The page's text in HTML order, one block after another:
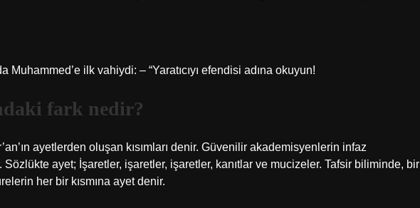
Muhammed’e ilk vahiydi: – “Yaratıcıyı efendisi adına okuyun!
fark nedir?
ayetlerden oluşan kısımları denir. Güvenilir akademisyenlerin infaz
Sözlükte ayet; İşaretler, işaretler, işaretler, kanıtlar ve mucizeler. Tafsir biliminde, bir
her bir kısmına ayet denir.